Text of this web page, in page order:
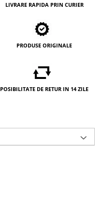
LIVRARE RAPIDA PRIN CURIER
PRODUSE ORIGINALE
POSIBILITATE DE RETUR IN 14 ZILE